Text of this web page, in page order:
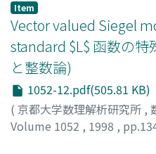
Item
Vector valued Siegel
standard $L$ 函数の
と整数論)
1052-12.pdf(505.81 KB)
( 京都大学数理解析研究所 ,
Volume 1052 , 1998 ,